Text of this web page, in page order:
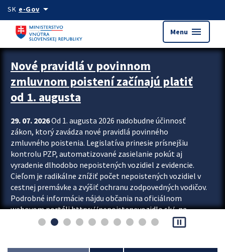
Preskocit na hlavný obsah
SK e-Govarrow_drop_down
Menu menu
Zastavit automatický posun upútavok
Nové pravidlá v povinnom
zmluvnom poistení začínajú platiť
od 1. augusta
29. 07. 2026Od 1. augusta 2026 nadobudne účinnosť
zákon, ktorý zavádza nové pravidlá povinného
zmluvného poistenia. Legislatíva prinesie prísnejšiu
kontrolu PZP, automatizované zasielanie pokút aj
vyradenie dlhodobo nepoistených vozidiel z evidencie.
Cieľom je radikálne znížiť počet nepoistených vozidiel v
cestnej premávke a zvýšiť ochranu zodpovedných vodičov.
Podrobné informácie nájdu občania na oficiálnom
webovom portáli https://nepoistenevozidlo.sk/, na
ktorom od augusta pribudne aj možnosť overiť si...
pause_presentation